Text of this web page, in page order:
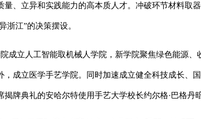
、立异和实践能力的高本质人才。冲破环节材料取
浙江”的决策摆设。
立人工智能取机械人学院，新学院聚焦绿色能源、
成立医学手艺学院。同时加速成立健全科技成长、
牌典礼的安哈尔特使用手艺大学校长约尔格·巴格丹